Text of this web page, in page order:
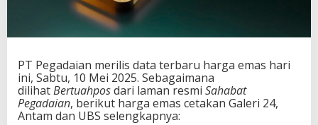
PT Pegadaian merilis data terbaru harga emas hari
ini, Sabtu, 10 Mei 2025. Sebagaimana
dilihatBertuahposdari laman resmi Sahabat
Pegadaian, berikut harga emas cetakan Galeri 24,
Antam dan UBS selengkapnya: